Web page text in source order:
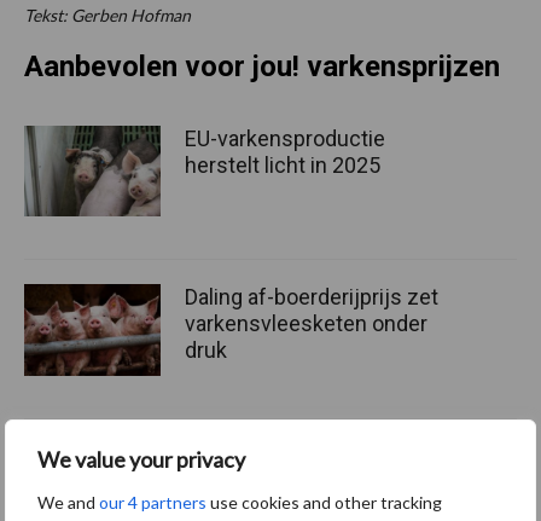
We value your privacy
We and our 4 partners use cookies and other tracking
Tekst: Gerben Hofman
Aanbevolen voor jou! varkensprijzen
EU-varkensproductie
herstelt licht in 2025
Daling af-boerderijprijs zet
varkensvleesketen onder
druk
Daling af-boerderijprijs zet
druk